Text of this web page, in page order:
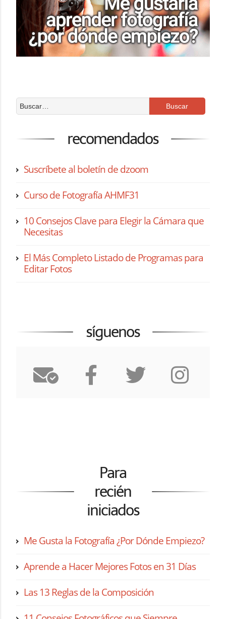
recomendados
Suscríbete al boletín de dzoom
Curso de Fotografía AHMF31
10 Consejos Clave para Elegir la Cámara que
Necesitas
El Más Completo Listado de Programas para
Editar Fotos
síguenos
Para
recién
iniciados
Me Gusta la Fotografía ¿Por Dónde Empiezo?
Aprende a Hacer Mejores Fotos en 31 Días
Las 13 Reglas de la Composición